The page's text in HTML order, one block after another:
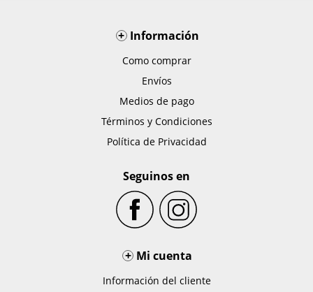
+Información
Como comprar
Envíos
Medios de pago
Términos y Condiciones
Política de Privacidad
Seguinos en
+ Mi cuenta
Información del cliente